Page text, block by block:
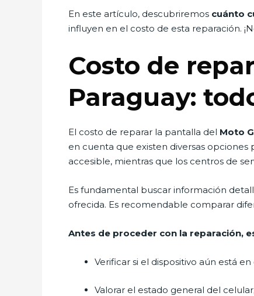
En este artículo, descubriremos cuánto
influyen en el costo de esta reparación.
Costo de
Paraguay:
El costo de reparar la pantalla del Moto
en cuenta que existen diversas
accesible, mientras que los centros de
Es fundamental buscar información
ofrecida. Es recomendable comparar
Antes de proceder con la reparación,
Verificar si el dispositivo aún está
Valorar el estado general del